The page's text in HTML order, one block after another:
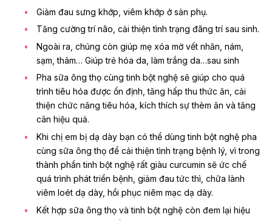
Giảm đau sưng khớp, viêm khớp ở sản phụ.
Tăng cường trí não, cải thiện tình trạng đãng trí sau sinh.
Ngoài ra, chúng còn giúp mẹ xóa mờ vết nhăn, nám,
sạm, thâm… Giúptrẻ hóa da, làm trắng da…sau sinh
Pha sữa ông thọ cùng tinh bột nghệ sẽ giúp cho quá
trình tiêu hóa được ổn định, tăng hấp thu thức ăn, cải
thiện chức năng tiêu hóa, kích thích sự thèm ăn và tăng
cân hiệu quả.
Khi chị em bị dạ dày bạn có thể dùng tinh bột nghệ pha
cùng sữa ông thọ để cải thiện tình trạng bệnh lý, vì trong
thành phần tinh bột nghệ rất giàu curcumin sẽ ức chế
quá trình phát triển bệnh, giảm đau tức thì, chữa lành
viêm loét dạ dày, hồi phục niêm mạc dạ dày.
Kết hợp sữa ông thọ và tinh bột nghệ còn đem lại hiệu